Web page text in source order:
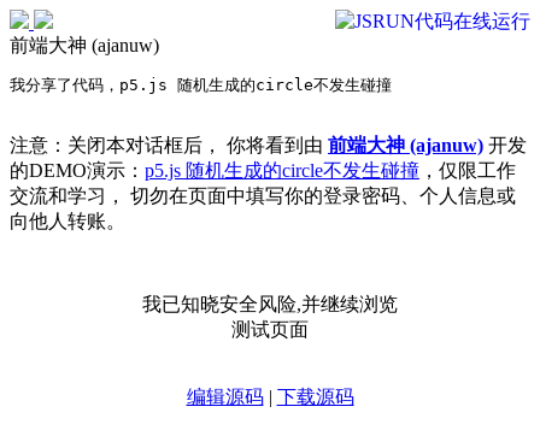
前端大神 (ajanuw)
我分享了代码，p5.js 随机生成的circle不发生碰撞
注意：关闭本对话框后， 你将看到由 前端大神 (ajanuw) 开发
的DEMO演示： p5.js 随机生成的circle不发生碰撞 ，仅限工作
交流和学习， 切勿在页面中填写你的登录密码、个人信息或
向他人转账。
我已知晓安全风险,并继续浏览
测试页面
编辑源码| 下载源码